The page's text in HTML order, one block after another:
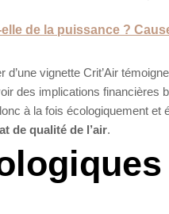
de la puissance ?
vignette Crit’Air
des implications financières
à la fois écologiquement
de qualité de l’air.